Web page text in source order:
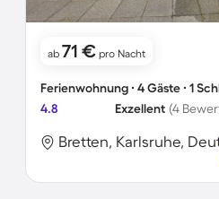
ab 71 € pro Nacht
Ferienwohnung ∙ 4 Gäste ∙ 1
4.8
Exzellent (4
Bretten, Karlsruhe,